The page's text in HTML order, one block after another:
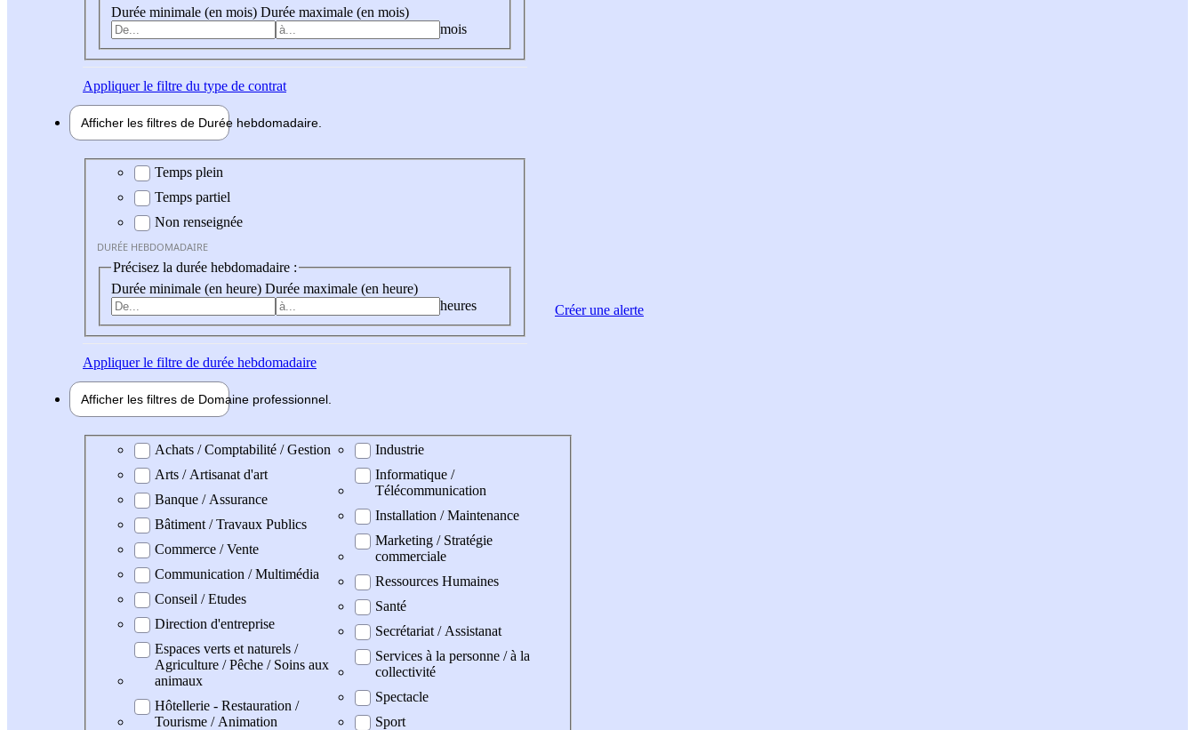
Durée minimale (en mois) Durée maximale (en mois)
mois
Appliquerle filtre du type de contrat
Afficher les filtres de Durée hebdomadaire
Durée hebdomadaire
Temps plein
Temps partiel
Non renseignée
DURÉE HEBDOMADAIRE
Précisez la durée hebdomadaire :
Durée minimale (en heure) Durée maximale (en heure)
heures
Appliquerle filtre de durée hebdomadaire
Afficher les filtres de Domaine professionnel
Domaine professionel
Achats / Comptabilité / Gestion
Arts / Artisanat d'art
Banque / Assurance
Bâtiment / Travaux Publics
Commerce / Vente
Communication / Multimédia
Conseil / Etudes
Direction d'entreprise
Espaces verts et naturels /
Agriculture / Pêche / Soins aux
animaux
Hôtellerie - Restauration /
Tourisme / Animation
Industrie
Informatique /
Télécommunication
Installation / Maintenance
Marketing / Stratégie
commerciale
Ressources Humaines
Santé
Secrétariat / Assistanat
Services à la personne / à la
collectivité
Spectacle
Sport
Créer une alerte